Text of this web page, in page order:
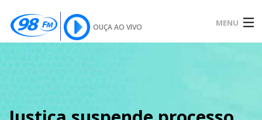
OUÇA AO VIVO MENU
SOBRE